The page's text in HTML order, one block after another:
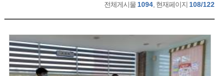
전체게시물 1094 , 현재페이지 108/122